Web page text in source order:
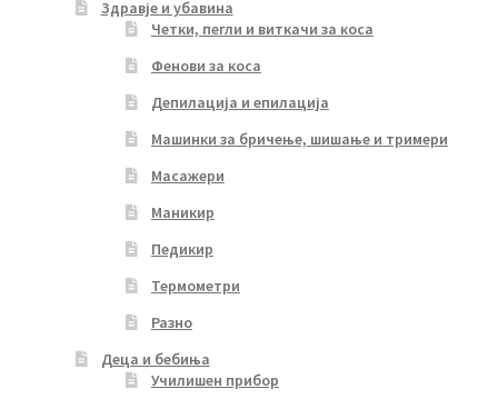
Здравје и убавина
Четки, пегли и виткачи за коса
Фенови за коса
Депилација и епилација
Машинки за бричење, шишање и тримери
Масажери
Маникир
Педикир
Термометри
Разно
Деца и бебиња
Училишен прибор